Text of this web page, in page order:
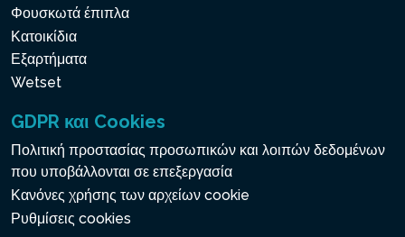
Φουσκωτά έπιπλα
Κατοικίδια
Εξαρτήματα
Wetset
GDPR και Cookies
Πολιτική προστασίας προσωπικών και λοιπών δεδομένων
που υποβάλλονται σε επεξεργασία
Κανόνες χρήσης των αρχείων cookie
Ρυθμίσεις cookies